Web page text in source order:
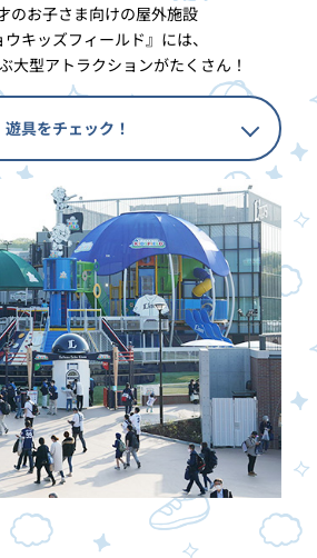
のお子さま向けの屋外施設
ウキッズフィールド』には、
大型アトラクションがたくさん！
遊具をチェック！